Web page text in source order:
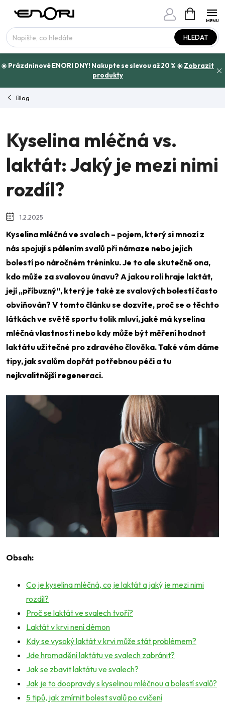
obsah
HLEDAT
KOŠÍK
☀️ Prázdninové ENORI DNY! Nakupte se slevou až 20 % ☀️Zobrazit
produkty
Blog
Kyselina mléčná vs.
laktát: Jaký je mezi nimi
rozdíl?
1.2.2025
Kyselina mléčná ve svalech – pojem, který si mnozí z
nás spojují s pálením svalů při námaze nebo jejich
bolestí po náročném tréninku. Je to ale skutečně ona,
kdo může za svalovou únavu? A jakou roli hraje laktát,
její „příbuzný“, který je také ze svalových bolestí často
obviňován? V tomto článku se dozvíte, proč se o těchto
látkách ve světě sportu tolik mluví, jaké má kyselina
mléčná vlastnosti nebo kdy může být měření hodnot
laktátu užitečné pro zdravého člověka. Také vám dáme
tipy, jak svalům dopřát potřebnou péči a tu
nejkvalitnější regeneraci.
Obsah:
Co je kyselina mléčná, co je laktát a jaký je mezi nimi
rozdíl?
Proč se laktát ve svalech tvoří?
Laktát v krvi není démon
Kdy se vysoký laktát v krvi může stát problémem?
Jde hromadění laktátu ve svalech zabránit?
Jak se zbavit laktátu ve svalech?
Jak je to doopravdy s kyselinou mléčnou a bolestí svalů?
5 tipů, jak zmírnit bolest svalů po cvičení
www.enori.cz - Chat